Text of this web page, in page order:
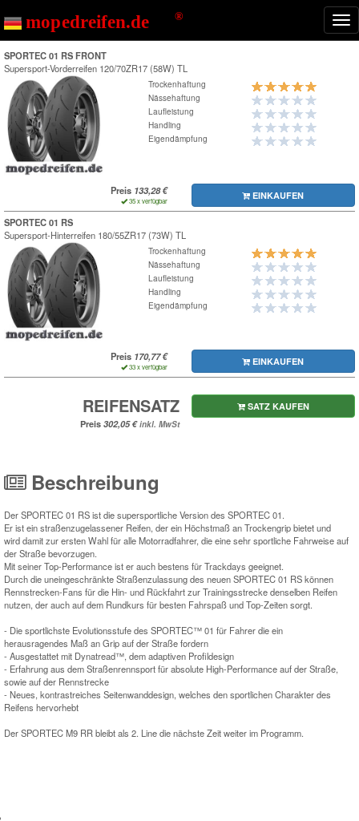
SPORTEC 01 RS FRONT
Supersport-Vorderreifen 120/70ZR17 (58W) TL
Trockenhaftung
Nässehaftung
Laufleistung
Handling
Eigendämpfung
Preis
35 x verfügbar EINKAUFEN
SPORTEC 01 RS
Supersport-Hinterreifen 180/55ZR17 (73W) TL
Trockenhaftung
Nässehaftung
Laufleistung
Handling
Eigendämpfung
Preis
33 x verfügbar EINKAUFEN
REIFENSATZ
Preis inkl. MwSt
SATZ KAUFEN
Beschreibung
Der SPORTEC 01 RS ist die supersportliche Version des SPORTEC 01.
Er ist ein straßenzugelassener Reifen, der ein Höchstmaß an Trockengrip bietet und
wird damit zur ersten Wahl für alle Motorradfahrer, die eine sehr sportliche Fahrweise auf
der Straße bevorzugen.
Mit seiner Top-Performance ist er auch bestens für Trackdays geeignet.
Durch die uneingeschränkte Straßenzulassung des neuen SPORTEC 01 RS können
Rennstrecken-Fans für die Hin- und Rückfahrt zur Trainingsstrecke denselben Reifen
nutzen, der auch auf dem Rundkurs für besten Fahrspaß und Top-Zeiten sorgt.
- Die sportlichste Evolutionsstufe des SPORTEC™ 01 für Fahrer die ein
herausragendes Maß an Grip auf der Straße fordern
- Ausgestattet mit Dynatread™, dem adaptiven Profildesign
- Erfahrung aus dem Straßenrennsport für absolute High-Performance auf der Straße,
sowie auf der Rennstrecke
- Neues, kontrastreiches Seitenwanddesign, welches den sportlichen Charakter des
Reifens hervorhebt
Der SPORTEC M9 RR bleibt als 2. Line die nächste Zeit weiter im Programm.